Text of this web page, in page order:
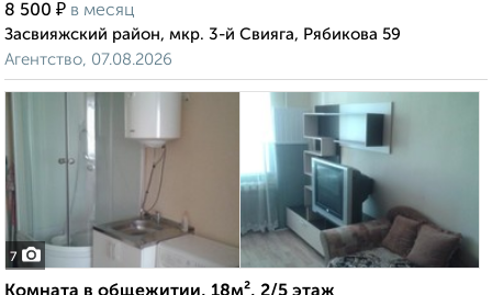
8 500 ₽ в месяц
Засвияжский район, мкр. 3-й Свияга, Рябикова 59
Агентство, 07.08.2026
7